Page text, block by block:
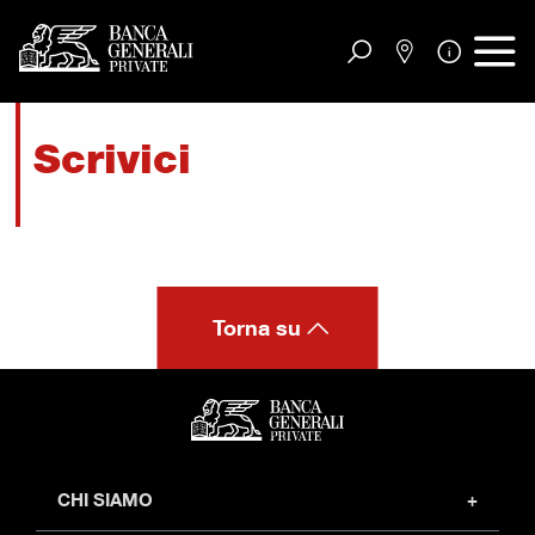
Vai al contenuto principale
Scrivici
Torna su
CHI SIAMO